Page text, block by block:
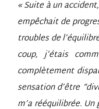
« Suite à un
empêchait de
troubles de
coup, j’étais
complètement
sensation d’être
m’a rééquilibrée.